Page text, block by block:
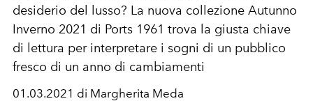
desiderio del lusso? La nuova collezione Autunno
Inverno 2021 di Ports 1961 trova la giusta chiave
di lettura per interpretare i sogni di un pubblico
fresco di un anno di cambiamenti
01.03.2021 di Margherita Meda